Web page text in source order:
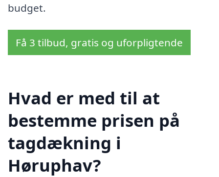
budget.
Få 3 tilbud, gratis og uforpligtende
Hvad er med til at
bestemme prisen på
tagdækning i
Høruphav?